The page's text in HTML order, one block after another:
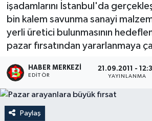
işadamlarını İstanbul'da
bin kalem savunma sanayi
yerli üretici bulunmasının
pazar fırsatından yararlanmaya
HABER MERKEZI
EDITÖR
21.09.2011 -
YAYINLANMA
Paylaş